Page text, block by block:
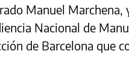
Manuel Marchena,
Nacional de
de Barcelona que